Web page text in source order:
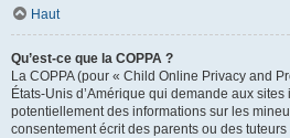
Haut
Qu’est-ce que la COPPA ?
La COPPA (pour « Child Online Privacy and
États-Unis d’Amérique qui demande aux
potentiellement des informations sur les
consentement écrit des parents ou des